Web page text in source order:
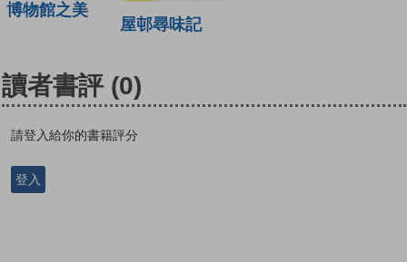
博物館之美
屋邨尋味記
讀者書評 (0)
請登入給你的書籍評分
登入